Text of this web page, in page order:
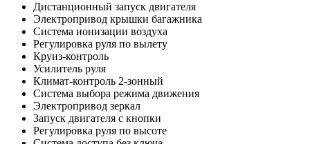
Дистанционный запуск двигателя
Электропривод крышки багажника
Система ионизации воздуха
Регулировка руля по вылету
Круиз-контроль
Усилитель руля
Климат-контроль 2-зонный
Система выбора режима движения
Электропривод зеркал
Запуск двигателя с кнопки
Регулировка руля по высоте